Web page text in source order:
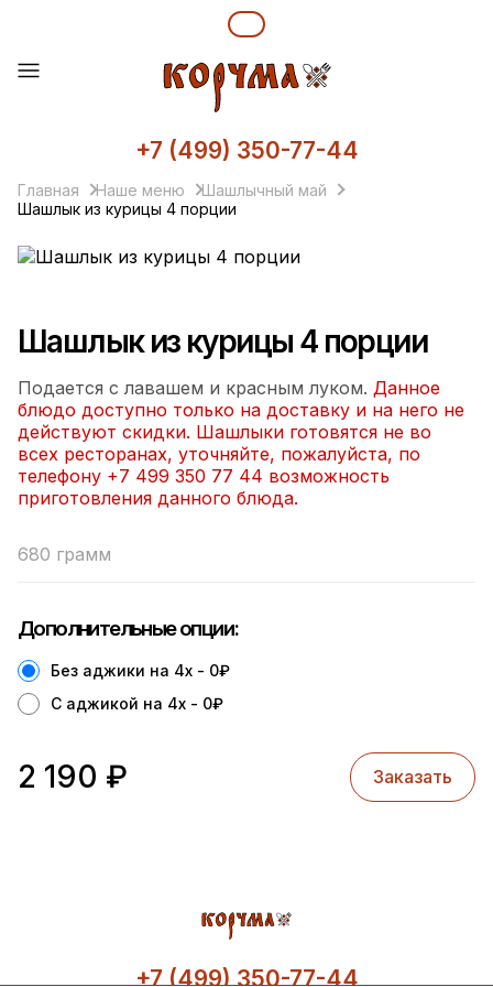
+7 (499) 350-77-44
Главная Наше меню
Шашлычный май
Шашлык из курицы 4 порции
Шашлык из курицы 4 порции
Подается с лавашем и красным луком. Данное
блюдо доступно только на доставку и на него не
действуют скидки. Шашлыки готовятся не во
всех ресторанах, уточняйте, пожалуйста, по
телефону +7 499 350 77 44 возможность
приготовления данного блюда.
680 грамм
Дополнительные опции:
Без аджики на 4х - 0₽
С аджикой на 4х - 0₽
2 190 ₽ Заказать
+7 (499) 350-77-44